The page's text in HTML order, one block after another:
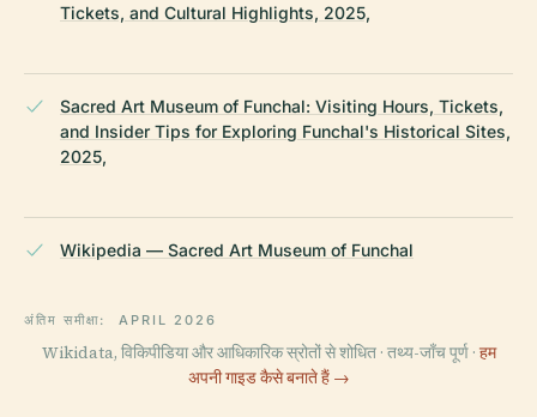
Tickets, and Cultural Highlights, 2025,
Sacred Art Museum of Funchal: Visiting Hours, Tickets,
and Insider Tips for Exploring Funchal's Historical Sites,
2025,
Wikipedia — Sacred Art Museum of Funchal
अंतिम समीक्षा: APRIL 2026
Wikidata, विकिपीडिया और आधिकारिक स्रोतों से शोधित · तथ्य-जाँच पूर्ण · हम
अपनी गाइड कैसे बनाते हैं →